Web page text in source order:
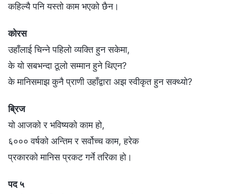
कहिल्यै पनि यस्तो काम भएको छैन।
कोरस
उहाँलाई चिन्ने पहिलो व्यक्ति हुन सकेमा,
के यो सबभन्दा ठूलो सम्मान हुने थिएन?
के मानिसमाझ कुनै प्राणी उहाँद्वारा अझ स्वीकृत हुन सक्थ्यो?
ब्रिज
यो आजको र भविष्यको काम हो,
६००० वर्षको अन्तिम र सर्वोच्च काम, हरेक
प्रकारको मानिस प्रकट गर्ने तरिका हो।
पद ५